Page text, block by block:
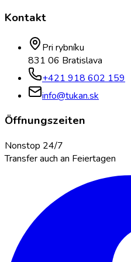
Kontakt
Pri rybníku
831 06 Bratislava
+421 918 602 159
info@tukan.sk
Öffnungszeiten
Nonstop 24/7
Transfer auch an Feiertagen